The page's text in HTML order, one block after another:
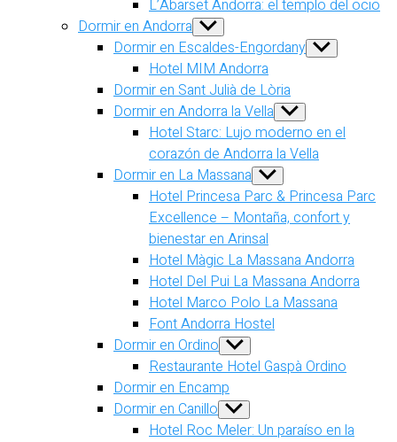
menu
L’Abarset Andorra: el templo del ocio
Dormir en Andorra Show
sub
menu
Dormir en Escaldes-Engordany Show
sub
Hotel MIM Andorra
Dormir en Sant Julià de Lòria
Dormir en Andorra la Vella Show
sub
menu
Hotel Starc: Lujo moderno en el
corazón de Andorra la Vella
Dormir en La Massana Show
sub
menu
Hotel Princesa Parc & Princesa Parc
Excellence – Montaña, confort y
bienestar en Arinsal
Hotel Màgic La Massana Andorra
Hotel Del Pui La Massana Andorra
Hotel Marco Polo La Massana
Font Andorra Hostel
Dormir en Ordino Show
sub
menu
Restaurante Hotel Gaspà Ordino
Dormir en Encamp
Dormir en Canillo Show
sub
menu
Hotel Roc Meler: Un paraíso en la